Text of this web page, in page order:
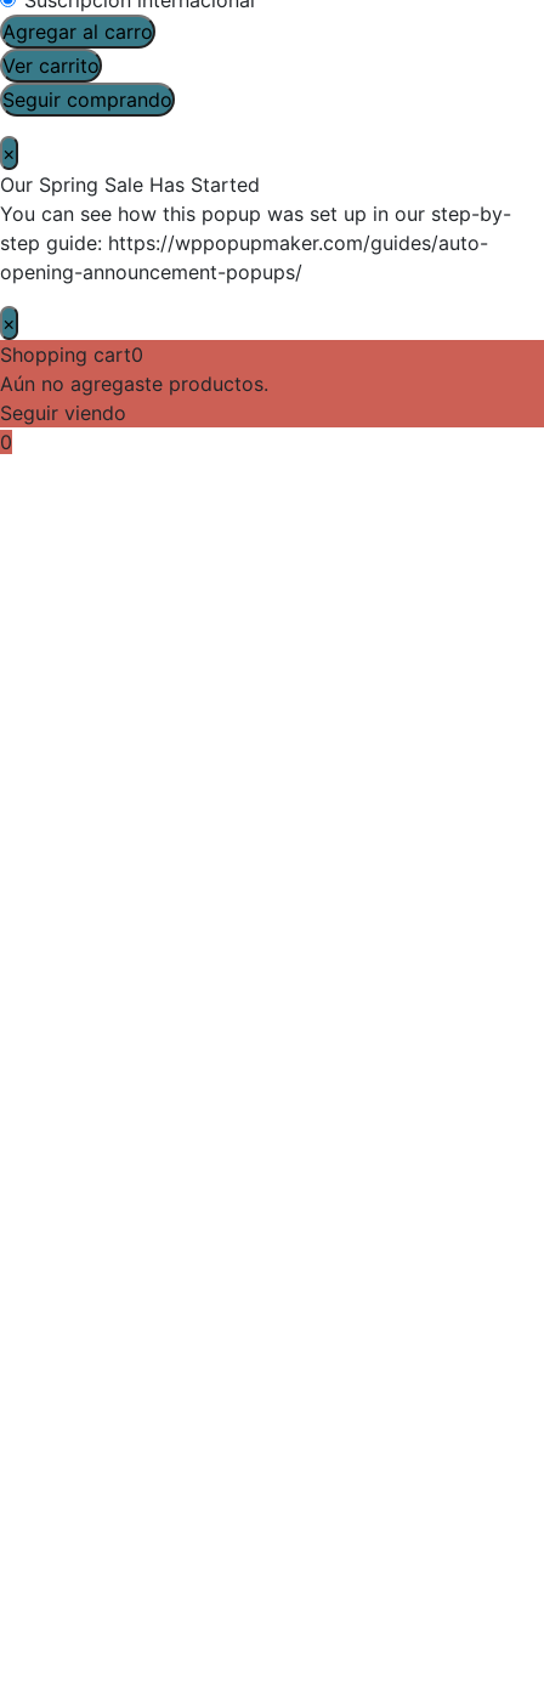
Agregar al carro
Ver carrito
Seguir comprando
×
Our Spring Sale Has Started
You can see how this popup was set up in our step-by-
step guide: https://wppopupmaker.com/guides/auto-
opening-announcement-popups/
×
Shopping cart0
Aún no agregaste productos.
Seguir viendo
0